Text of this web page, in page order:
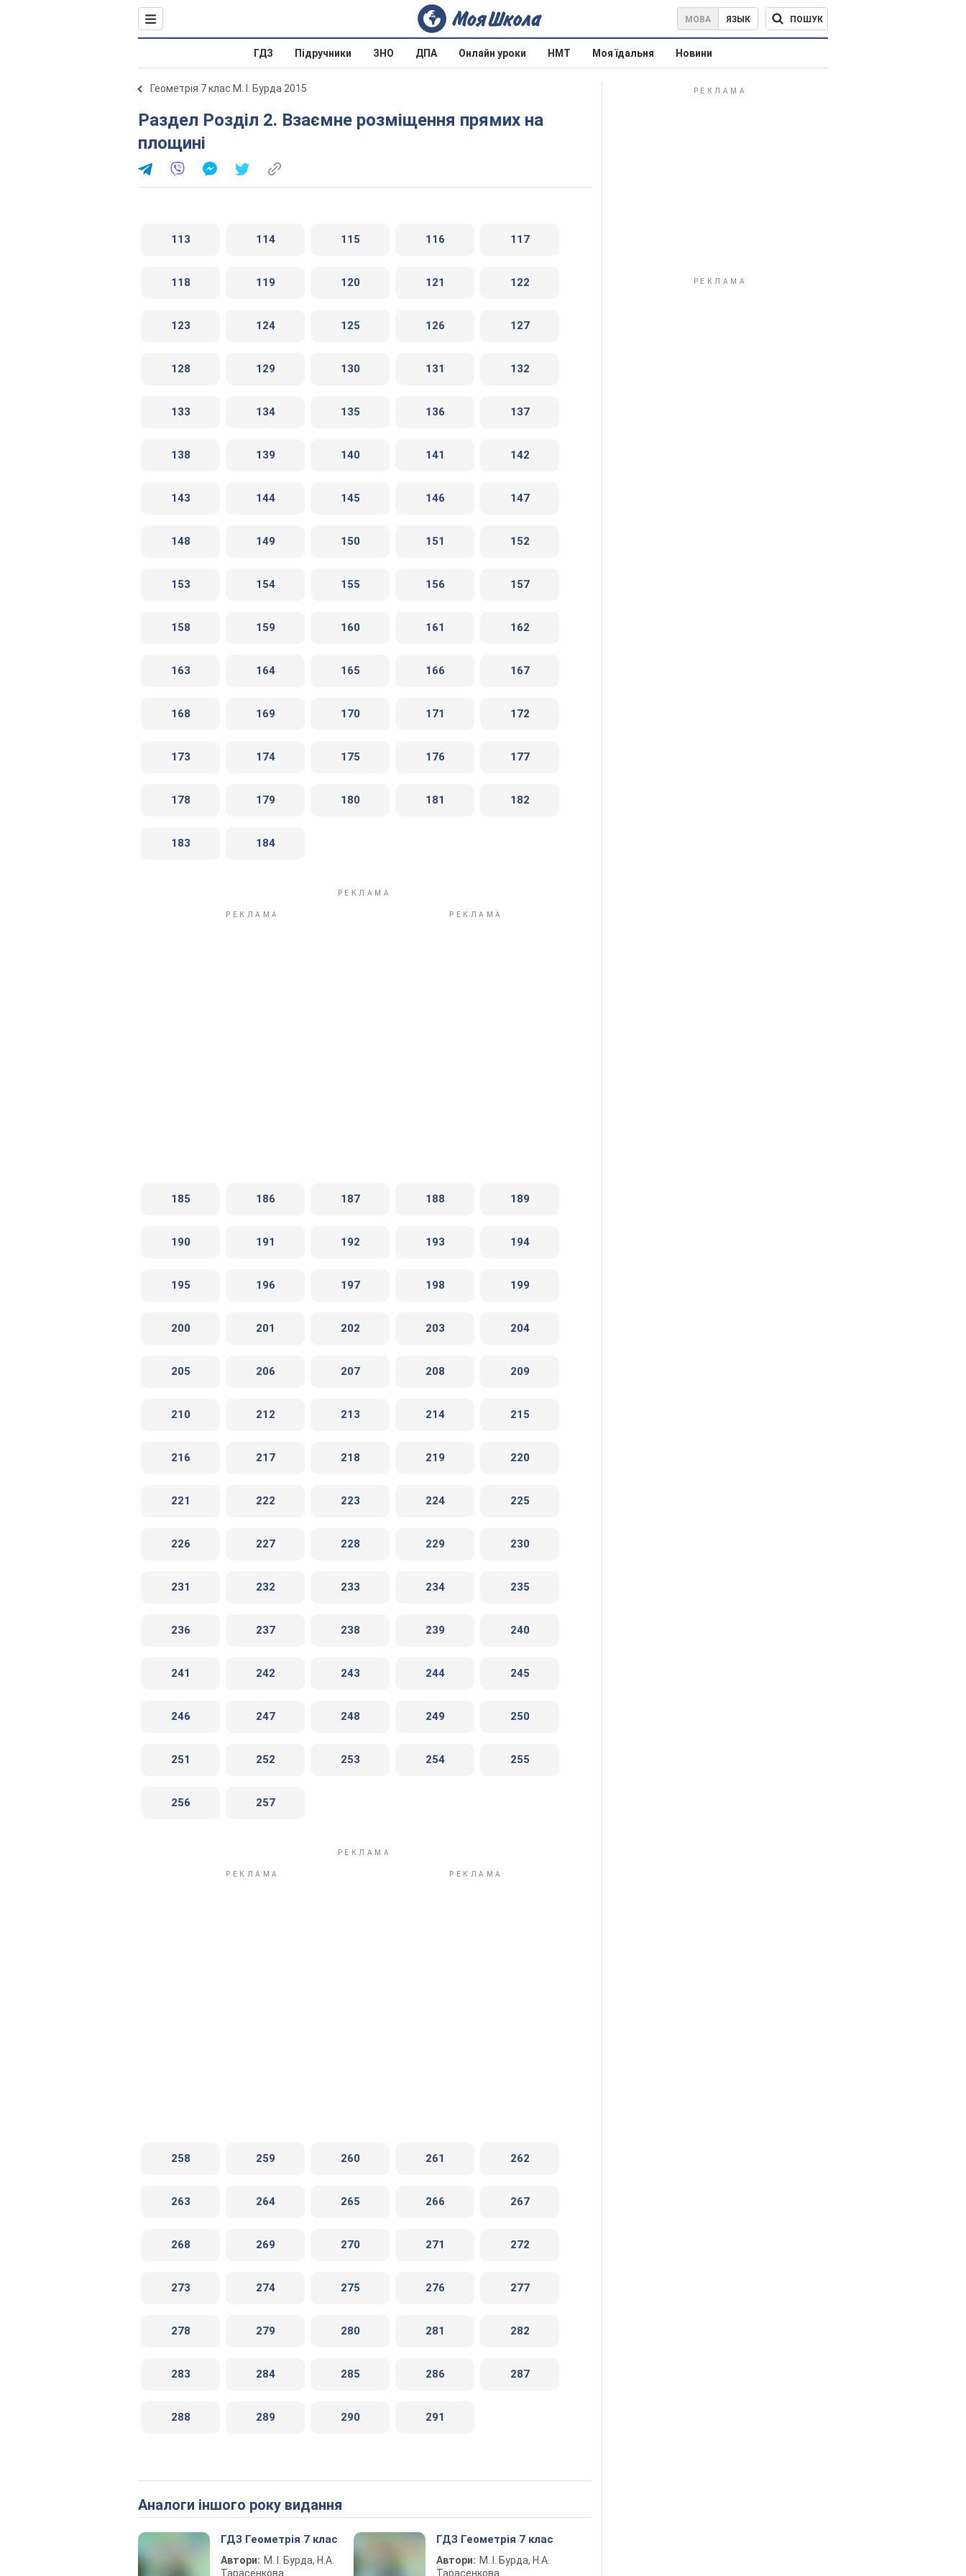
МОВА ЯЗЫК ПОШУК
ГДЗ Підручники ЗНО ДПА Онлайн уроки НМТ Моя їдальня Новини
Геометрія 7 клас М. І. Бурда 2015
Раздел Розділ 2. Взаємне розміщення прямих на
площині
113 114 115 116 117
118 119 120 121 122
123 124 125 126 127
128 129 130 131 132
133 134 135 136 137
138 139 140 141 142
143 144 145 146 147
148 149 150 151 152
153 154 155 156 157
158 159 160 161 162
163 164 165 166 167
168 169 170 171 172
173 174 175 176 177
178 179 180 181 182
183 184
185 186 187 188 189
190 191 192 193 194
195 196 197 198 199
200 201 202 203 204
205 206 207 208 209
210 212 213 214 215
216 217 218 219 220
221 222 223 224 225
226 227 228 229 230
231 232 233 234 235
236 237 238 239 240
241 242 243 244 245
246 247 248 249 250
251 252 253 254 255
256 257
258 259 260 261 262
263 264 265 266 267
268 269 270 271 272
273 274 275 276 277
278 279 280 281 282
283 284 285 286 287
288 289 290 291
Аналоги іншого року видання
ГДЗ Геометрія 7 клас
Автори: М. І. Бурда, Н.А.
Тарасенкова
ГДЗ Геометрія 7 клас
Автори: М. І. Бурда, Н.А.
Тарасенкова